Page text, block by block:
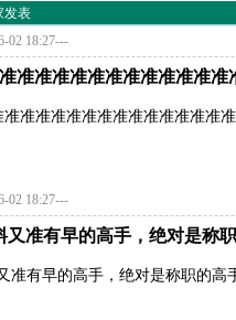
发表
02 18:27---
准准准准准准准准准准准准
准准准准准准准准准准准准准准
02 18:27---
又准有早的高手，绝对是称
准有早的高手，绝对是称职的高